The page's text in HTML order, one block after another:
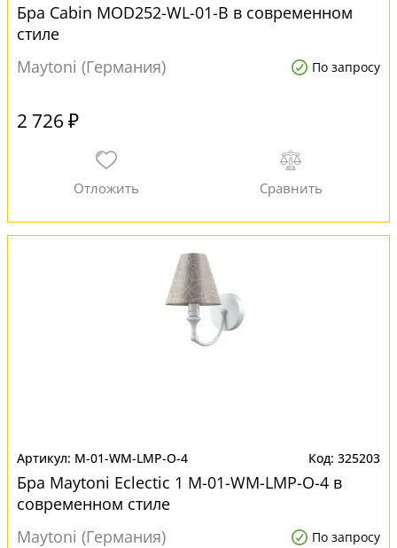
Бра Cabin MOD252-WL-01-B в современном
стиле
Maytoni (Германия)
По запросу
2 726 ₽
M-01-WM-LMP-O-4 325203
Бра Maytoni Eclectic 1 M-01-WM-LMP-O-4 в
современном стиле
Maytoni (Германия)
По запросу